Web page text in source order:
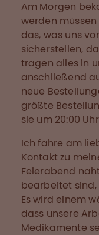
Am Morgen
werden
das, was uns
sicherstellen,
tragen alles in
anschließend
neue
größte
sie um 20:00
Ich fahre am
Kontakt zu
Feierabend
bearbeitet
Es wird einem
dass unsere
Medikamente